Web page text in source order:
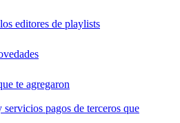
editores de playlists
te agregaron
pagos de terceros que